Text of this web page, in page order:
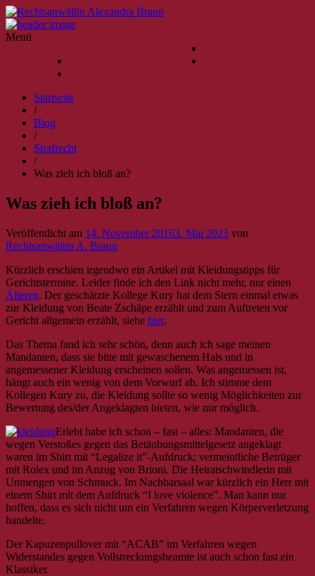
Menü
Startseite
/
Blog
/
Strafrecht
/
Was zieh ich bloß an?
Was zieh ich bloß an?
Veröffentlicht am 14. November 20163. Mai 2023 von
Rechtsanwältin A. Braun
Kürzlich erschien irgendwo ein Artikel mit Kleidungstipps für
Gerichtstermine. Leider finde ich den Link nicht mehr, nur einen
Älteren. Der geschätzte Kollege Kury hat dem Stern einmal etwas
zur Kleidung von Beate Zschäpe erzählt und zum Auftreten vor
Gericht allgemein erzählt, siehe hier.
Das Thema fand ich sehr schön, denn auch ich sage meinen
Mandanten, dass sie bitte mit gewaschenem Hals und in
angemessener Kleidung erscheinen sollen. Was angemessen ist,
hängt auch ein wenig von dem Vorwurf ab. Ich stimme dem
Kollegen Kury zu, die Kleidung sollte so wenig Möglichkeiten zur
Bewertung des/der Angeklagten bieten, wie nur möglich.
Erlebt habe ich schon – fast – alles: Mandanten, die
wegen Verstoßes gegen das Betäubungsmittelgesetz angeklagt
waren im Shirt mit “Legalize it”-Aufdruck; vermeintliche Betrüger
mit Rolex und im Anzug von Brioni. Die Heiratschwindlerin mit
Unmengen von Schmuck. Im Nachbarsaal war kürzlich ein Herr mit
einem Shirt mit dem Aufdruck “I love violence”. Man kann nur
hoffen, dass es sich nicht um ein Verfahren wegen Körperverletzung
handelte.
Der Kapuzenpullover mit “ACAB” im Verfahren wegen
Widerstandes gegen Vollstreckungsbeamte ist auch schon fast ein
Klassiker.